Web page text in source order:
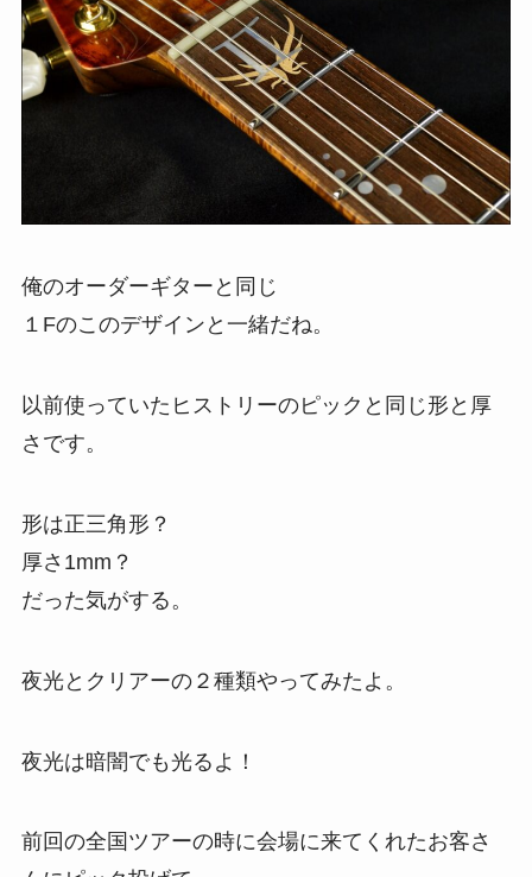
俺のオーダーギターと同じ
１Fのこのデザインと一緒だね。
以前使っていたヒストリーのピックと同じ形と厚
さです。
形は正三角形？
厚さ1mm？
だった気がする。
夜光とクリアーの２種類やってみたよ。
夜光は暗闇でも光るよ！
前回の全国ツアーの時に会場に来てくれたお客さ